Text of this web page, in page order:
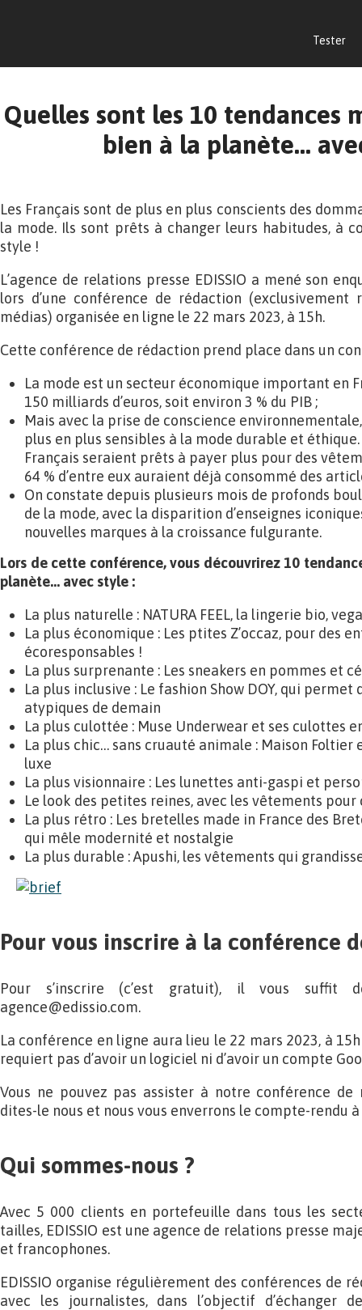
Tester
Quelles sont les 10 tendances
bien à la planète…
Les Français sont de plus en plus conscients des
la mode. Ils sont prêts à changer leurs habitudes, à
style !
L’agence de relations presse EDISSIO a mené son
lors d’une conférence de rédaction (exclusivement
médias) organisée en ligne le 22 mars 2023, à 15h.
Cette conférence de rédaction prend place dans un
La mode est un secteur économique important en
150 milliards d’euros, soit environ 3 % du PIB ;
Mais avec la prise de conscience
plus en plus sensibles à la mode durable et éthique.
Français seraient prêts à payer plus pour des
64 % d’entre eux auraient déjà consommé des
On constate depuis plusieurs mois de profonds
de la mode, avec la disparition d’enseignes
nouvelles marques à la croissance fulgurante.
Lors de cette conférence, vous découvrirez 10
planète… avec style :
La plus naturelle : NATURA FEEL, la lingerie bio,
La plus économique : Les ptites Z’occaz, pour des
écoresponsables !
La plus surprenante : Les sneakers en pommes et
La plus inclusive : Le fashion Show DOY, qui
atypiques de demain
La plus culottée : Muse Underwear et ses culottes
La plus chic… sans cruauté animale : Maison
luxe
La plus visionnaire : Les lunettes anti-gaspi et
Le look des petites reines, avec les vêtements
La plus rétro : Les bretelles made in France des
qui mêle modernité et nostalgie
La plus durable : Apushi, les vêtements qui
Pour vous inscrire à la conférence
Pour s’inscrire (c’est gratuit), il vous
agence@edissio.com.
La conférence en ligne aura lieu le 22 mars 2023, à
requiert pas d’avoir un logiciel ni d’avoir un compte
Vous ne pouvez pas assister à notre conférence de
dites-le nous et nous vous enverrons le compte-rendu à
Qui sommes-nous ?
Avec 5 000 clients en portefeuille dans tous les
tailles, EDISSIO est une agence de relations presse
et francophones.
EDISSIO organise régulièrement des conférences de
avec les journalistes, dans l’objectif d’échanger